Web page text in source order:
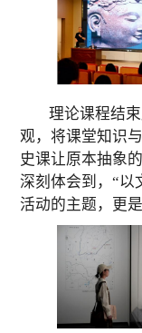
理论课程结
观，将课堂知识
史课让原本抽象
深刻体会到，“以
活动的主题，更